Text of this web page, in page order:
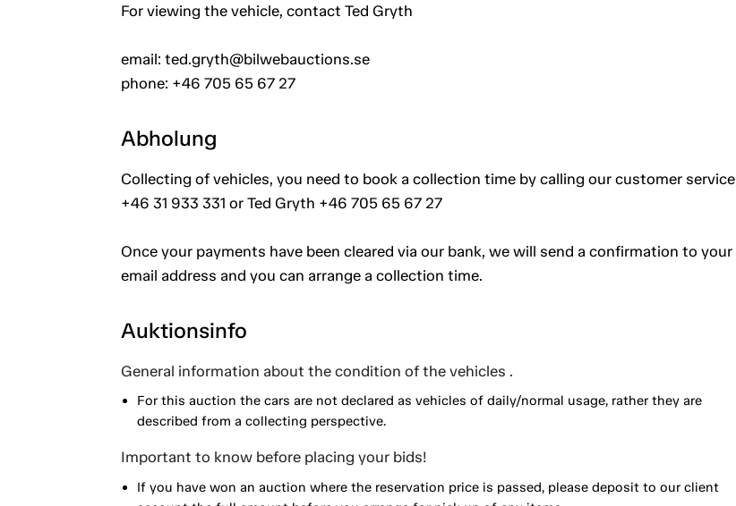
For viewing the vehicle, contact Ted Gryth
email: ted.gryth@bilwebauctions.se
phone: +46 705 65 67 27
Abholung
Collecting of vehicles, you need to book a collection time by calling our customer service
+46 31 933 331 or Ted Gryth +46 705 65 67 27
Once your payments have been cleared via our bank, we will send a confirmation to your
email address and you can arrange a collection time.
Auktionsinfo
General information about the condition of the vehicles .
For this auction the cars are not declared as vehicles of daily/normal usage, rather they are
described from a collecting perspective.
Important to know before placing your bids!
If you have won an auction where the reservation price is passed, please deposit to our client